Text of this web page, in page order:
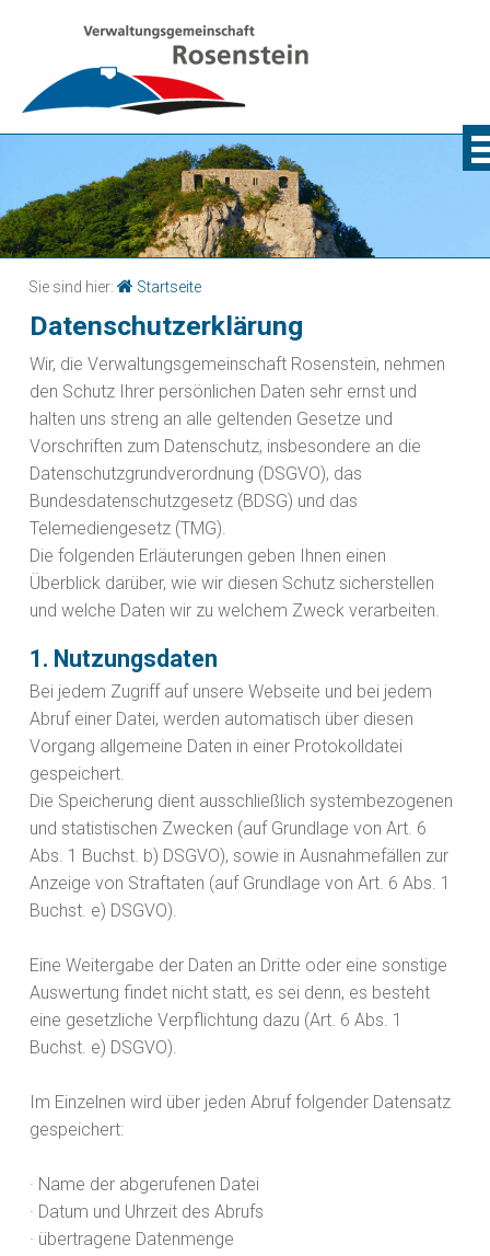
Sie sind hier: Startseite
Datenschutzerklärung
Wir, die Verwaltungsgemeinschaft Rosenstein, nehmen
den Schutz Ihrer persönlichen Daten sehr ernst und
halten uns streng an alle geltenden Gesetze und
Vorschriften zum Datenschutz, insbesondere an die
Datenschutzgrundverordnung (DSGVO), das
Bundesdatenschutzgesetz (BDSG) und das
Telemediengesetz (TMG).
Die folgenden Erläuterungen geben Ihnen einen
Überblick darüber, wie wir diesen Schutz sicherstellen
und welche Daten wir zu welchem Zweck verarbeiten.
1. Nutzungsdaten
Bei jedem Zugriff auf unsere Webseite und bei jedem
Abruf einer Datei, werden automatisch über diesen
Vorgang allgemeine Daten in einer Protokolldatei
gespeichert.
Die Speicherung dient ausschließlich systembezogenen
und statistischen Zwecken (auf Grundlage von Art. 6
Abs. 1 Buchst. b) DSGVO), sowie in Ausnahmefällen zur
Anzeige von Straftaten (auf Grundlage von Art. 6 Abs. 1
Buchst. e) DSGVO).
Eine Weitergabe der Daten an Dritte oder eine sonstige
Auswertung findet nicht statt, es sei denn, es besteht
eine gesetzliche Verpflichtung dazu (Art. 6 Abs. 1
Buchst. e) DSGVO).
Im Einzelnen wird über jeden Abruf folgender Datensatz
gespeichert:
· Name der abgerufenen Datei
· Datum und Uhrzeit des Abrufs
· übertragene Datenmenge